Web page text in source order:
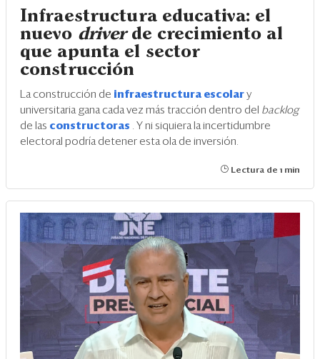
Ranking CEO
Edición Impresa
Infraestructura educativa: el
nuevo driverde crecimiento al
que apunta el sector
construcción
La construcción de infraestructura escolar y
universitaria gana cada vez más tracción dentro del backlog
de las constructoras
. Y ni siquiera la incertidumbre
electoral podría detener esta ola de inversión.
Lectura de 1 min